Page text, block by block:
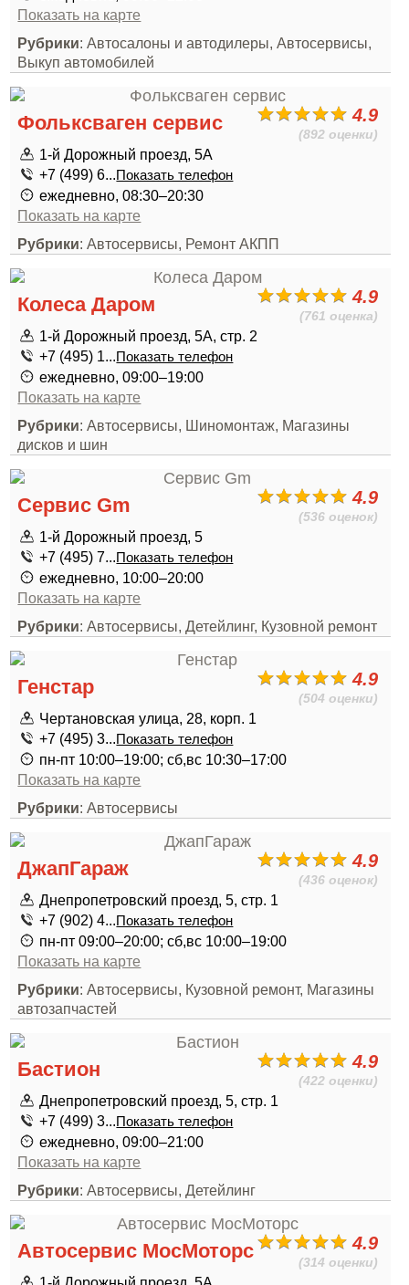
Показать на карте
Рубрики: Автосалоны и автодилеры, Автосервисы,
Выкуп автомобилей
4.9
(892 оценки)
Фольксваген сервис
1-й Дорожный проезд, 5А
+7 (499) 6...Показать телефон
ежедневно, 08:30–20:30
Показать на карте
Рубрики: Автосервисы, Ремонт АКПП
4.9
(761 оценка)
Колеса Даром
1-й Дорожный проезд, 5А, стр. 2
+7 (495) 1...Показать телефон
ежедневно, 09:00–19:00
Показать на карте
Рубрики: Автосервисы, Шиномонтаж, Магазины
дисков и шин
4.9
(536 оценок)
Сервис Gm
1-й Дорожный проезд, 5
+7 (495) 7...Показать телефон
ежедневно, 10:00–20:00
Показать на карте
Рубрики: Автосервисы, Детейлинг, Кузовной ремонт
4.9
(504 оценки)
Генстар
Чертановская улица, 28, корп. 1
+7 (495) 3...Показать телефон
пн-пт 10:00–19:00; сб,вс 10:30–17:00
Показать на карте
Рубрики: Автосервисы
4.9
(436 оценок)
ДжапГараж
Днепропетровский проезд, 5, стр. 1
+7 (902) 4...Показать телефон
пн-пт 09:00–20:00; сб,вс 10:00–19:00
Показать на карте
Рубрики: Автосервисы, Кузовной ремонт, Магазины
автозапчастей
4.9
(422 оценки)
Бастион
Днепропетровский проезд, 5, стр. 1
+7 (499) 3...Показать телефон
ежедневно, 09:00–21:00
Показать на карте
Рубрики: Автосервисы, Детейлинг
4.9
(314 оценки)
Автосервис МосМоторс